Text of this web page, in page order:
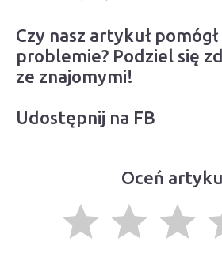
Czy nasz artykuł
problemie? Podziel się
ze znajomymi!
Udostępnij na FB
Oceń
grade grade grade